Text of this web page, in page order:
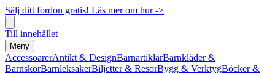
Sälj ditt fordon gratis! Läs mer om hur ->
Till innehållet
Meny
AccessoarerAntikt & DesignBarnartiklarBarnkläder &
BarnskorBarnleksakerBiljetter & ResorBygg & VerktygBöcker &